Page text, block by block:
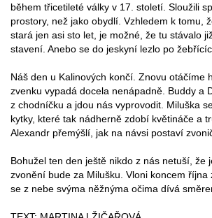
během třicetileté války v 17. století. Sloužili
prostory, než jako obydlí. Vzhledem k tomu,
stará jen asi sto let, je možné, že tu stávalo
stavení. Anebo se do jeskyní lezlo po
Náš den u Kalinových končí. Znovu otáčíme
zvenku vypadá docela nenápadně. Buddy a
z chodníčku a jdou nás vyprovodit. Miluška
kytky, které tak nádherně zdobí květináče a
Alexandr přemýšlí, jak na návsi postaví
Bohužel ten den ještě nikdo z nás netuší, že
zvonění bude za Milušku. Vloni koncem října
se z nebe svýma něžnýma očima dívá